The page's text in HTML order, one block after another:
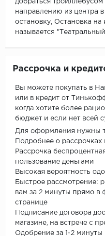
добраться
направлению из центра
остановку, Остановка на
называется
Рассрочка и
Вы можете покупать в
или в кредит от
когда хотите более
бюджет и если нет всей
Для оформления нужны
Подробнее о
Рассрочка
пользование деньгами
Высокая вероятность
Быстрое рассмотрение:
вам за 2 минуты прямо в
странице
Подписание договора
магазине, на встрече с
Одобрение за 1-2 минуты